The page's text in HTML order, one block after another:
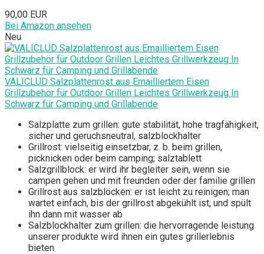
90,00 EUR
Bei Amazon ansehen
Neu
VALICLUD Salzplattenrost aus Emailliertem Eisen
Grillzubehör für Outdoor Grillen Leichtes Grillwerkzeug In
Schwarz für Camping und Grillabende
Salzplatte zum grillen: gute stabilität, hohe tragfähigkeit,
sicher und geruchsneutral, salzblockhalter
Grillrost: vielseitig einsetzbar, z. b. beim grillen,
picknicken oder beim camping; salztablett
Salzgrillblock: er wird ihr begleiter sein, wenn sie
campen gehen und mit freunden oder der familie grillen
Grillrost aus salzblöcken: er ist leicht zu reinigen; man
wartet einfach, bis der grillrost abgekühlt ist, und spült
ihn dann mit wasser ab
Salzblockhalter zum grillen: die hervorragende leistung
unserer produkte wird ihnen ein gutes grillerlebnis
bieten